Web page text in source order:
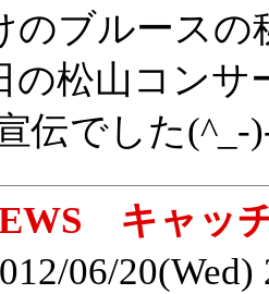
のブルースの
の松山コン
伝でした
キャッ
06/